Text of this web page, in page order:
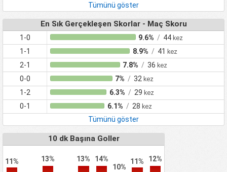
Tümünü göster
En Sık Gerçekleşen Skorlar - Maç Skoru
1-0 9.6% / 44kez
1-1 8.9% / 41 kez
2-1 7.8% / 36kez
0-0 7% / 32kez
1-2 6.3% / 29 kez
0-1 6.1% / 28 kez
Tümünü göster
10 dk Başına Goller
11% 13% 13%
14%
10%
11% 12%